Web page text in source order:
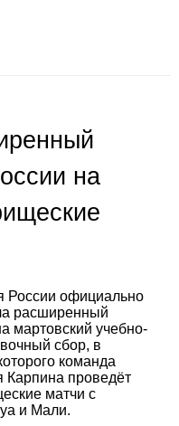
на
России официально
расширенный
мартовский учебно-
сбор, в
команда
Карпина проведёт
матчи с
и Мали.